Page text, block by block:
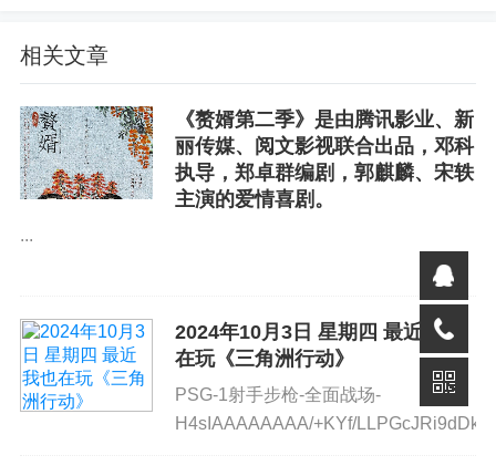
相关文章
《赘婿第二季》是由腾讯影业、新
丽传媒、阅文影视联合出品，邓科
执导，郑卓群编剧，郭麒麟、宋轶
主演的爱情喜剧。
...
2024年10月3日 星期四 最近我也
在玩《三角洲行动》
PSG-1射手步枪-全面战场-
H4sIAAAAAAAA/+KYf/